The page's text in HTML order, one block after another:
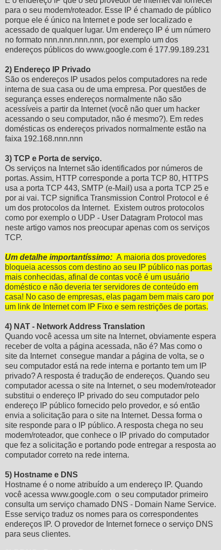
para o seu modem/roteador. Esse IP é chamado de público
porque ele é único na Internet e pode ser localizado e
acessado de qualquer lugar. Um endereço IP é um número
no formato nnn.nnn.nnn.nnn, por exemplo um dos
endereços públicos do www.google.com é 177.99.189.231
2) Endereço IP Privado
São os endereços IP usados pelos computadores na rede
interna de sua casa ou de uma empresa. Por questões de
segurança esses endereços normalmente não são
acessíveis a partir da Internet (você não quer um hacker
acessando o seu computador, não é mesmo?). Em redes
domésticas os endereços privados normalmente estão na
faixa 192.168.nnn.nnn
3) TCP e Porta de serviço.
Os serviços na Internet são identificados por números de
portas. Assim, HTTP corresponde a porta TCP 80, HTTPS
usa a porta TCP 443, SMTP (e-Mail) usa a porta TCP 25 e
por ai vai. TCP significa Transmission Control Protocol e é
um dos protocolos da Internet. Existem outros protocolos
como por exemplo o UDP - User Datagram Protocol mas
neste artigo vamos nos preocupar apenas com os serviços
TCP.
Um detalhe importantíssimo: A maioria dos provedores
bloqueia acessos com destino ao seu IP público nas portas
mais conhecidas, afinal de contas você é um usuário
doméstico e não deveria ter servidores de conteúdo em
casa! No caso de empresas, elas pagam bem mais caro por
um link de Internet com IP Fixo e sem restrições de portas.
4) NAT - Network Address Translation
Quando você acessa um site na Internet, obviamente espera
receber de volta a página acessada, não é? Mas como o
site da Internet consegue mandar a página de volta, se o
seu computador está na rede interna e portanto tem um IP
privado? A resposta é tradução de endereços. Quando seu
computador acessa o site na Internet, o seu modem/roteador
substitui o endereço IP privado do seu computador pelo
endereço IP público fornecido pelo provedor, e só então
envia a solicitação para o site na Internet. Dessa forma o
site responde para o IP público. A resposta chega no seu
modem/roteador, que conhece o IP privado do computador
que fez a solicitação e portando pode entregar a resposta ao
computador correto na rede interna.
5) Hostname e DNS
Hostname é o nome atribuído a um endereço IP. Quando
você acessa www.google.com o seu computador primeiro
consulta um serviço chamado DNS - Domain Name Service.
Esse serviço traduz os nomes para os correspondentes
endereços IP. O provedor de Internet fornece o serviço DNS
para seus clientes.